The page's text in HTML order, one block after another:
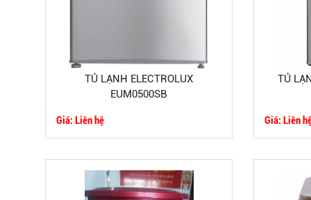
TỦ LẠNH ELECTROLUX
EUM0500SB
Giá: Liên hệ
TỦ
Giá: Liên